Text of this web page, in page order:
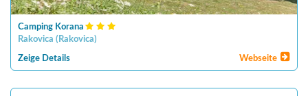
Camping Korana
Rakovica ( Rakovica)
Zeige Details Webseite